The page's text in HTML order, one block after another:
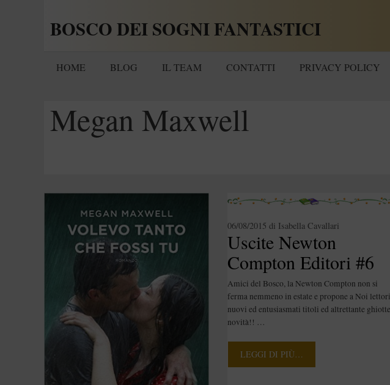
BOSCO DEI SOGNI FANTASTICI
HOME BLOG IL TEAM CONTATTI PRIVACY POLICY
Megan Maxwell
Uscite Newton
Compton Editori #6
06/08/2015 di Isabella Cavallari
Amici del Bosco, la Newton Compton non si
ferma nemmeno in estate e propone a Noi lettori
nuovi ed entusiasmati titoli ed altrettante ghiotte
novità!! …
LEGGI DI PIÙ…